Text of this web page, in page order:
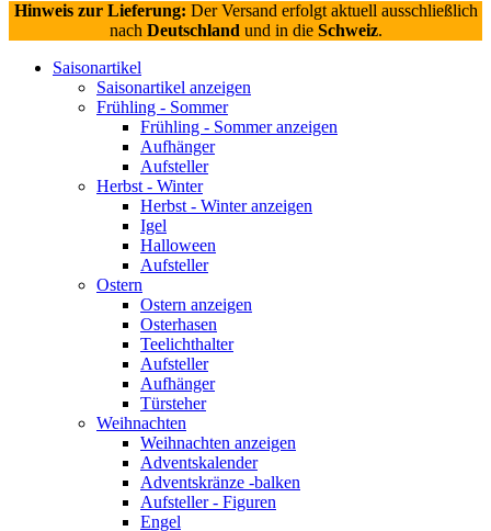
Hinweis zur Lieferung: Der Versand erfolgt aktuell ausschließlich
nach Deutschland und in die Schweiz.
Saisonartikel
Saisonartikel anzeigen
Frühling - Sommer
Frühling - Sommer anzeigen
Aufhänger
Aufsteller
Herbst - Winter
Herbst - Winter anzeigen
Igel
Halloween
Aufsteller
Ostern
Ostern anzeigen
Osterhasen
Teelichthalter
Aufsteller
Aufhänger
Türsteher
Weihnachten
Weihnachten anzeigen
Adventskalender
Adventskränze -balken
Aufsteller - Figuren
Engel